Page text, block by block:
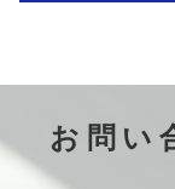
お問い